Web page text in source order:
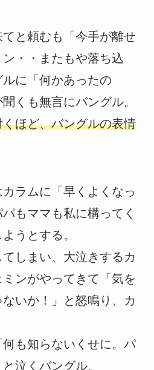
と頼むも「今手が離せ
・・またもや落ち込
に「何かあったの
くも無言にバングル。
ほど、バングルの表情
ラムに「早くよくなっ
もママも私に構ってく
うとする。
しまい、大泣きするカ
ンがやってきて「気を
いか！」と怒鳴り、カ
も知らないくせに。パ
泣くバングル。